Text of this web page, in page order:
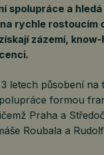
spolupráce a
rychle
zázemí,
letech působení
formou
Praha a
Roubala a